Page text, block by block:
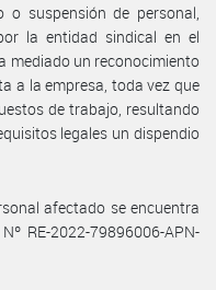
suspensión de personal,
la entidad sindical en el
mediado un reconocimiento
a la empresa, toda vez que
de trabajo, resultando
legales un dispendio
afectado se encuentra
RE-2022-79896006-APN-